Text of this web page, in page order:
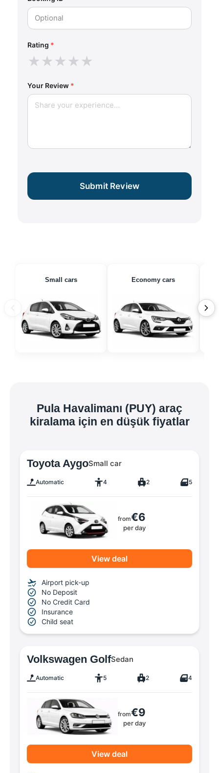
Rating *
★★★★★
Your Review *
Submit Review
Small cars Economy cars
Pula Havalimanı (PUY) araç
kiralama için en düşük fiyatlar
Toyota AygoSmall car
Automatic 4 2 5
from€6
per day
View deal
Airport pick-up
No Deposit
No Credit Card
Insurance
Child seat
Volkswagen GolfSedan
Automatic 5 2 4
from€9
per day
View deal